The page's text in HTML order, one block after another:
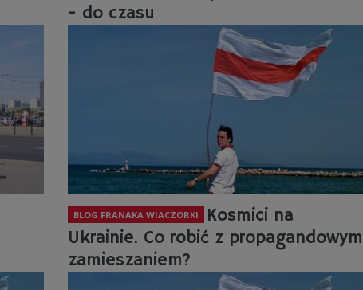
- do czasu
BLOG FRANAKA WIACZORKI
Kosmici na
Ukrainie. Co robić z propagandowym
zamieszaniem?